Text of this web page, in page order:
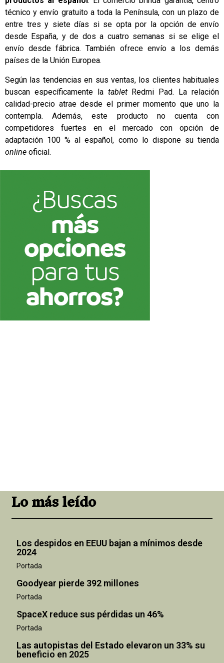
técnico y envío gratuito a toda la Península, con un plazo de
entre tres y siete días si se opta por la opción de envío
desde España, y de dos a cuatro semanas si se elige el
envío desde fábrica. También ofrece envío a los demás
países de la Unión Europea.
Según las tendencias en sus ventas, los clientes habituales
buscan específicamente la tablet Redmi Pad. La relación
calidad-precio atrae desde el primer momento que uno la
contempla. Además, este producto no cuenta con
competidores fuertes en el mercado con opción de
adaptación 100 % al español, como lo dispone su tienda
online oficial.
Lo más leído
Los despidos en EEUU bajan a mínimos desde
2024
Portada
Goodyear pierde 392 millones
Portada
SpaceX reduce sus pérdidas un 46%
Portada
Las autopistas del Estado elevaron un 33% su
beneficio en 2025